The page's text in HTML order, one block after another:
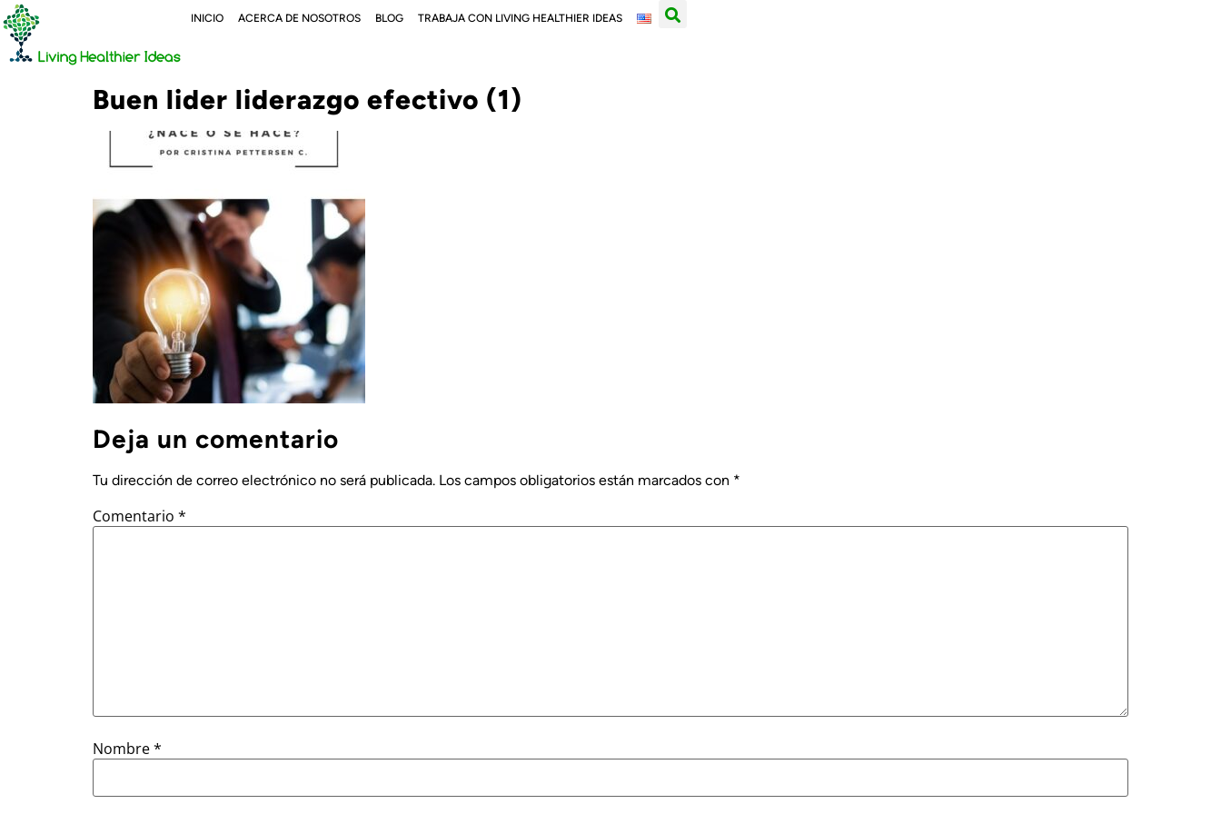
INICIO ACERCA DE NOSOTROS BLOG TRABAJA CON LIVING HEALTHIER IDEAS
Buen lider liderazgo efectivo (1)
Deja un comentario
Tu dirección de correo electrónico no será publicada. Los campos obligatorios están marcados con *
Comentario *
Nombre*